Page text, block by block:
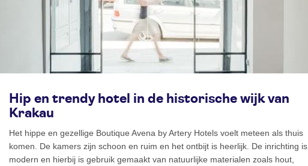
Hip en trendy hotel in de historische wijk van
Krakau
Het hippe en gezellige Boutique Avena by Artery Hotels voelt meteen als thuis
komen. De kamers zijn schoon en ruim en het ontbijt is heerlijk. De inrichting is
modern en hierbij is gebruik gemaakt van natuurlijke materialen zoals hout,